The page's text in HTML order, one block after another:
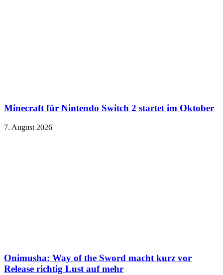
Minecraft für Nintendo Switch 2 startet im Oktober
7. August 2026
Onimusha: Way of the Sword macht kurz vor
Release richtig Lust auf mehr